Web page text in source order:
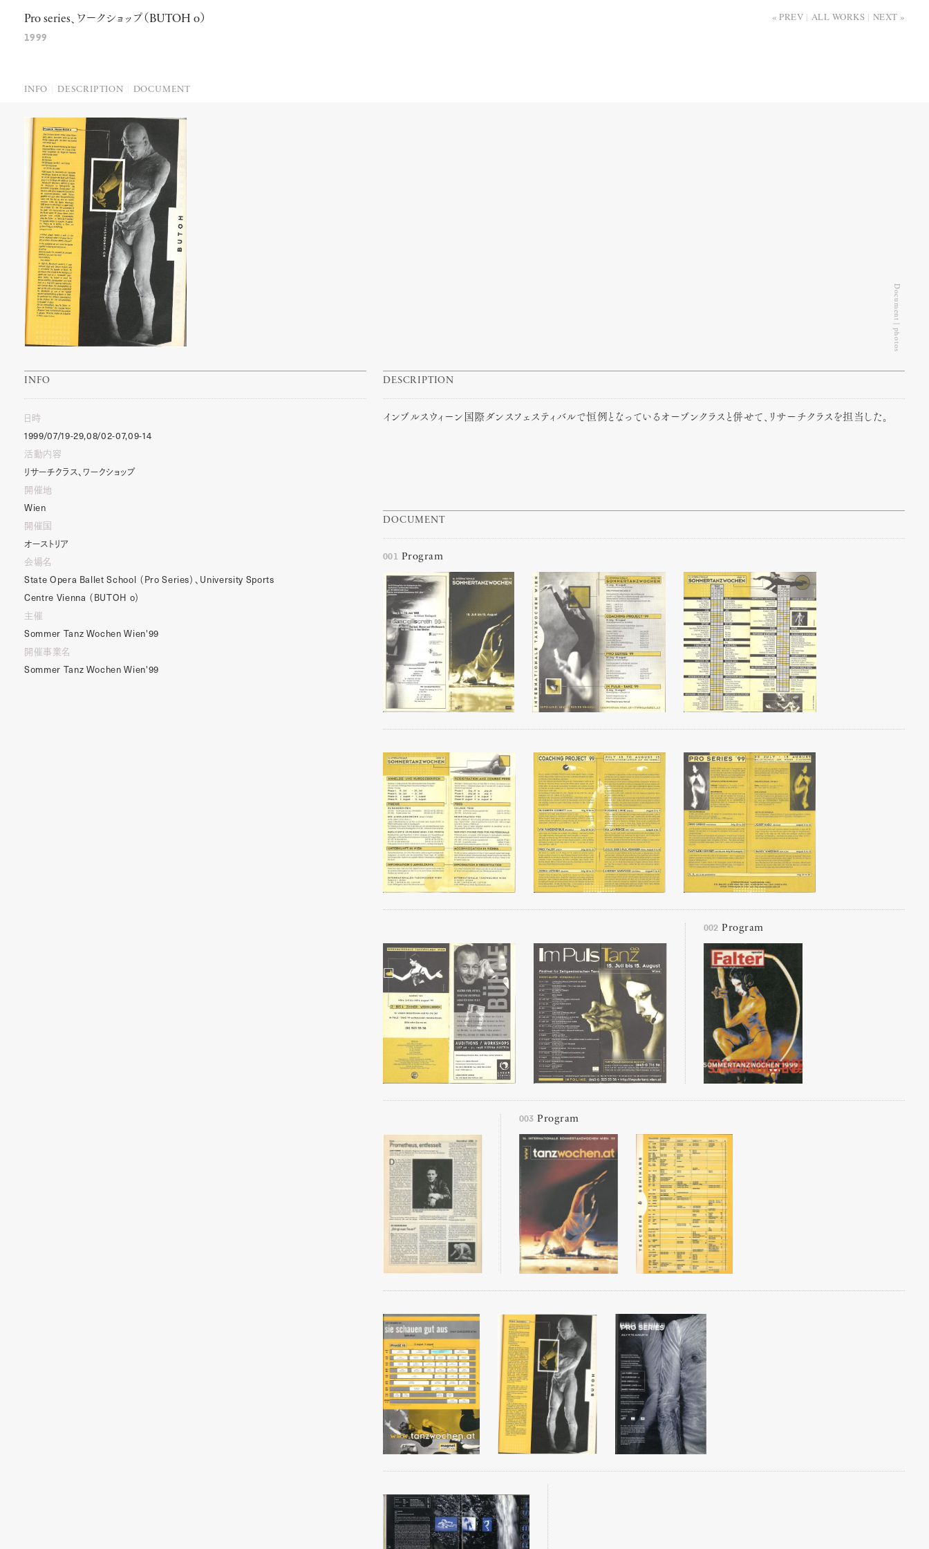
PREV ALL WORKS NEXT
Pro series、ワークショップ（BUTOH o）
1999
INFO DESCRIPTION DOCUMENT
Document | photos
INFO
日時
1999/07/19-29,08/02-07,09-14
活動内容
リサーチクラス、ワークショップ
開催地
Wien
開催国
オーストリア
会場名
State Opera Ballet School （Pro Series）、 University Sports
Centre Vienna （BUTOH o）
主催
Sommer Tanz Wochen Wien'99
開催事業名
Sommer Tanz Wochen Wien'99
DESCRIPTION
インプルスウィーン国際ダンスフェスティバルで恒例となっているオープンクラスと併せて、リサーチクラスを担当した。
DOCUMENT
001 Program
002 Program
003 Program